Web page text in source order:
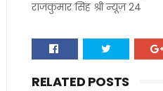
राजकुमार सिंह श्री न्यूज़ 24
RELATED POSTS